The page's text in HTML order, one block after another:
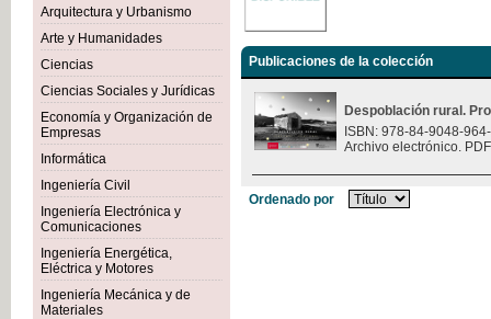
Arquitectura y Urbanismo
Arte y Humanidades
Ciencias
Ciencias Sociales y Jurídicas
Economía y Organización de
Empresas
Informática
Ingeniería Civil
Ingeniería Electrónica y
Comunicaciones
Ingeniería Energética,
Eléctrica y Motores
Ingeniería Mecánica y de
Materiales
Publicaciones de la colección
Despoblación rural.
ISBN: 978-84-9048-
Archivo electrónico.
Ordenado por